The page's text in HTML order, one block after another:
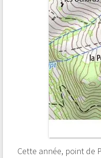
Cette année, point de